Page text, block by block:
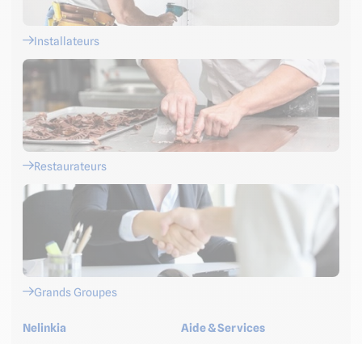
Installateurs
Restaurateurs
Grands Groupes
Nelinkia
Aide & Services